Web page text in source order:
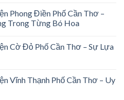
Phong Điền Phố Cần Thơ –
Trong Từng Bó Hoa
Cờ Đỏ Phố Cần Thơ – Sự Lựa
Vĩnh Thạnh Phố Cần Thơ – Uy